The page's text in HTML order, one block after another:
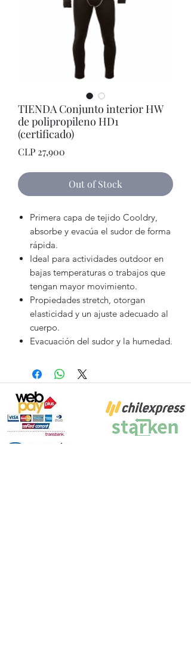
TIENDA Conjunto interior HW
de polipropileno HD1
(certificado)
CLP 27,900
Out of Stock
Primera capa de tejido Cooldry,
absorbe y evacúa el sudor de forma
rápida.
Ideal para actividades outdoor en
bajas temperaturas o trabajos que
tengan mayor movimiento.
Propiedades stretch, otorgan
elasticidad y un ajuste adecuado al
cuerpo.
Evacuación del sudor y la humedad.